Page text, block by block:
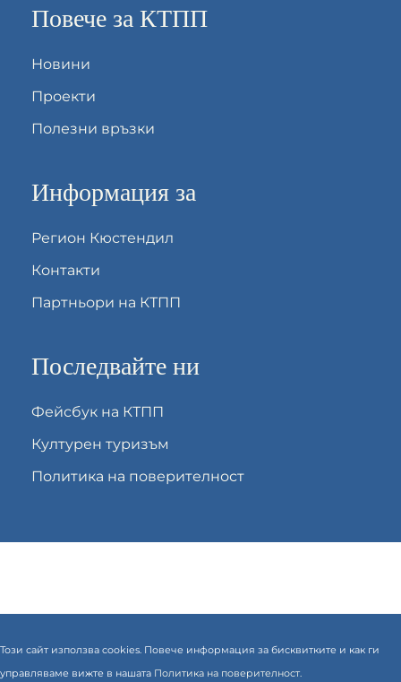
Повече за КТПП
Новини
Проекти
Полезни връзки
Информация за
Регион Кюстендил
Контакти
Партньори на КТПП
Последвайте ни
Фейсбук на КТПП
Културен туризъм
Политика на поверителност
Този сайт използва cookies. Повече информация за бисквитките и как ги
управляваме вижте в нашата Политика на поверителност.